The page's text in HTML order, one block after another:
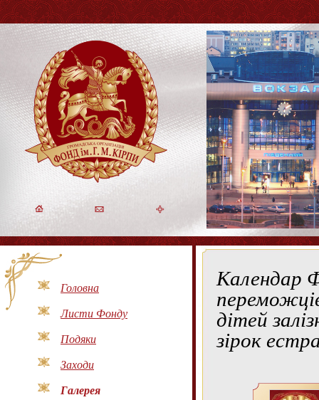
Головна
Листи Фонду
Подяки
Заходи
Галерея
Календар
дітей
зірок